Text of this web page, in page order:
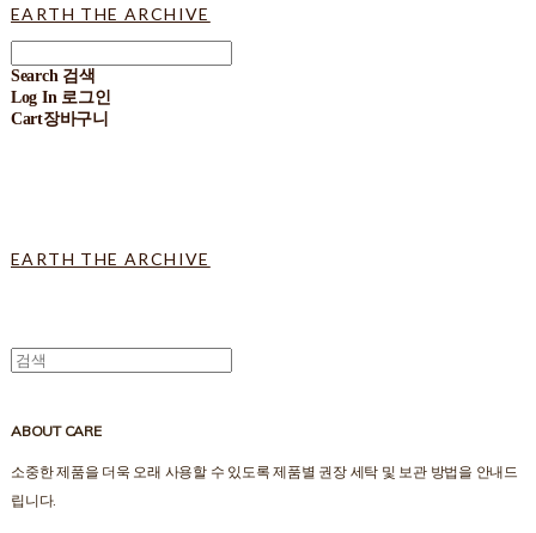
EARTH THE ARCHIVE
Search 검색
Log In 로그인
Cart장바구니
EARTH THE ARCHIVE
ABOUT CARE
소중한 제품을 더욱 오래 사용할 수 있도록 제품별 권장 세탁 및 보관 방법을 안내드
립니다.